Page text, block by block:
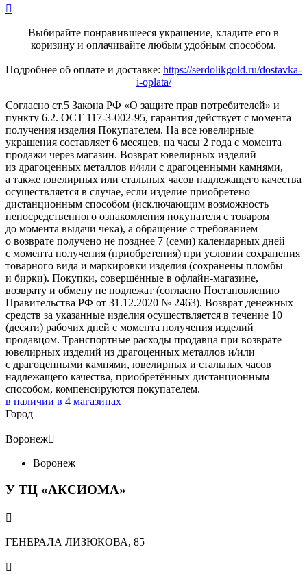

Выбирайте понравившееся украшение, кладите его в
коризину и оплачивайте любым удобным способом.
Подробнее об оплате и доставке: https://serdolikgold.ru/dostavka-
i-oplata/
Согласно ст.5 Закона РФ «О защите прав потребителей» и
пункту 6.2. ОСТ 117-3-002-95, гарантия действует с момента
получения изделия Покупателем. На все ювелирные
украшения составляет 6 месяцев, на часы 2 года с момента
продажи через магазин. Возврат ювелирных изделий
из драгоценных металлов и/или с драгоценными камнями,
а также ювелирных или стальных часов надлежащего качества
осуществляется в случае, если изделие приобретено
дистанционным способом (исключающим возможность
непосредственного ознакомления покупателя с товаром
до момента выдачи чека), а обращение с требованием
о возврате получено не позднее 7 (семи) календарных дней
с момента получения (приобретения) при условии сохранения
товарного вида и маркировки изделия (сохранены пломбы
и бирки). Покупки, совершённые в офлайн-магазине,
возврату и обмену не подлежат (согласно Постановлению
Правительства РФ от 31.12.2020 № 2463). Возврат денежных
средств за указанные изделия осуществляется в течение 10
(десяти) рабочих дней с момента получения изделий
продавцом. Транспортные расходы продавца при возврате
ювелирных изделий из драгоценных металлов и/или
с драгоценными камнями, ювелирных и стальных часов
надлежащего качества, приобретённых дистанционным
способом, компенсируются покупателем.
в наличии в 4 магазинах
Город
Воронеж
Воронеж
У ТЦ «АКСИОМА»

ГЕНЕРАЛА ЛИЗЮКОВА, 85
